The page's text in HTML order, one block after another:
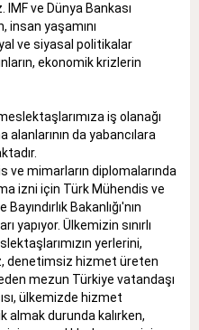
IMF ve Dünya Bankası
yaşamını
ve siyasal politikalar
ekonomik krizlerin
iş olanağı
da yabancılara
ve mimarların diplomalarında
izni için Türk Mühendis ve
Bakanlığı'nın
yapıyor. Ülkemizin sınırlı
yerlerini,
denetimsiz hizmet üreten
mezun Türkiye vatandaşı
ülkemizde hizmet
almak durunda kalırken,